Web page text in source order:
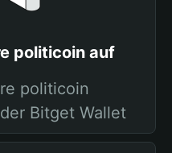
politicoin auf
politicoin
Bitget Wallet